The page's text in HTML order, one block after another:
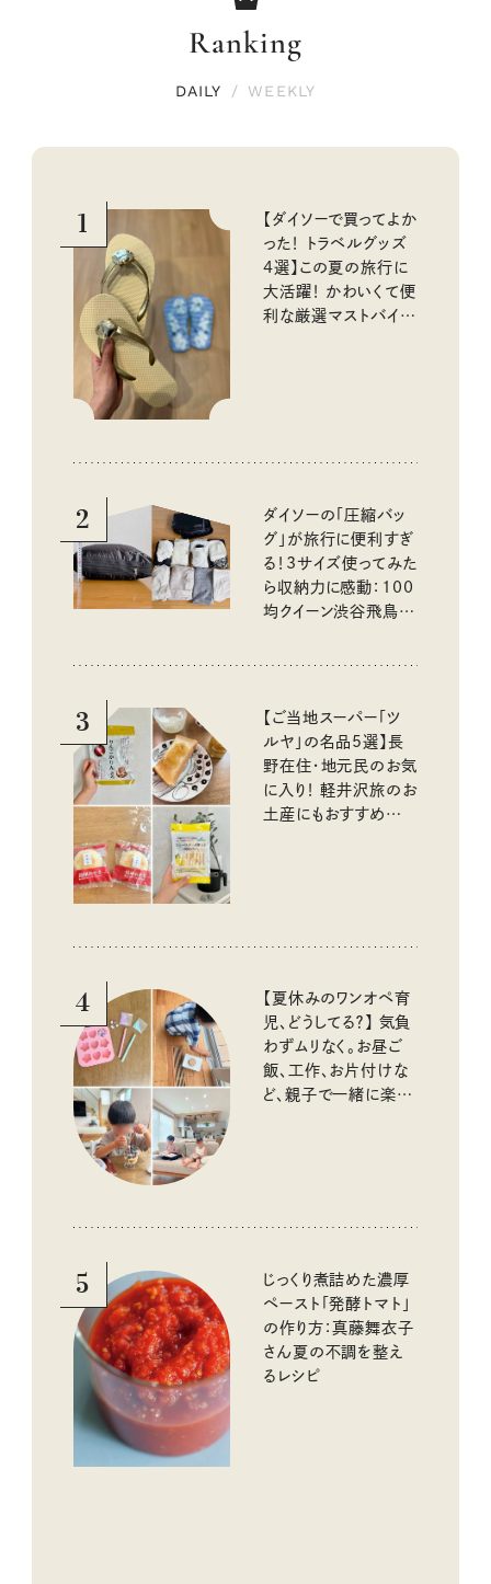
Ranking
DAILY / WEEKLY
1
【ダイソーで買ってよか
った！ トラベルグッズ
4選】この夏の旅行に
大活躍！ かわいくて便
利な厳選マストバイア
2
ダイソーの「圧縮バッ
グ」が旅行に便利すぎ
る！3サイズ使ってみた
ら収納力に感動：100
均クイーン渋谷飛鳥の
3
【ご当地スーパー「ツ
ルヤ」の名品5選】長
野在住・地元民のお気
に入り！ 軽井沢旅のお
土産にもおすすめのお
4
【夏休みのワンオペ育
児、どうしてる？】 気負
わずムリなく。お昼ご
飯、工作、お片付けな
ど、親子で一緒に楽し
5
じっくり煮詰めた濃厚
ペースト「発酵トマト」
の作り方：真藤舞衣子
さん夏の不調を整え
るレシピ